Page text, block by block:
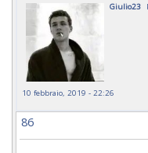
Giulio23
10 febbraio, 2019 - 22:26
86